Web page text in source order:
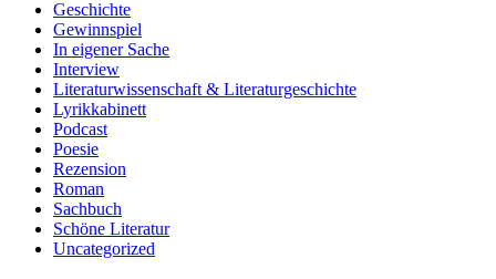
Geschichte
Gewinnspiel
In eigener Sache
Interview
Literaturwissenschaft & Literaturgeschichte
Lyrikkabinett
Podcast
Poesie
Rezension
Roman
Sachbuch
Schöne Literatur
Uncategorized